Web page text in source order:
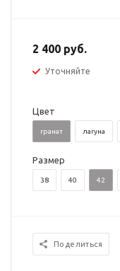
2 400 руб.
Уточняйте
Цвет
гранат лагуна
Размер
38 40 42
Поделиться